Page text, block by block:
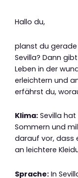
Hallo du,
planst du gerade
Sevilla? Dann
Leben in der
erleichtern und
erfährst du,
Klima: Sevilla
Sommern und
darauf vor, dass
an leichtere
Sprache: In